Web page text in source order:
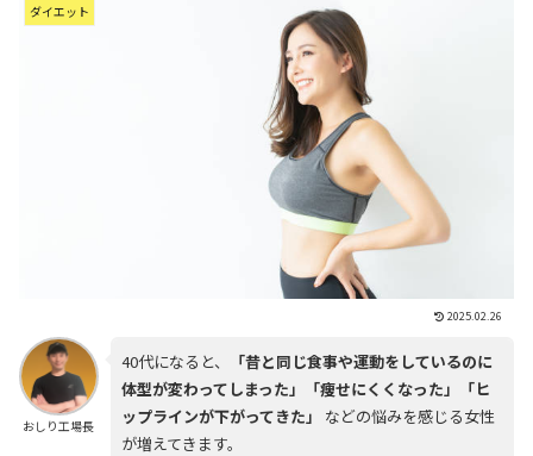
ダイエット
2025.02.26
おしり工場長
40代になると、
「昔と同じ食事や運動をしているのに
体型が変わってしまった」「痩せにくくなった」「ヒ
ップラインが下がってきた」
などの悩みを感じる女性
が増えてきます。